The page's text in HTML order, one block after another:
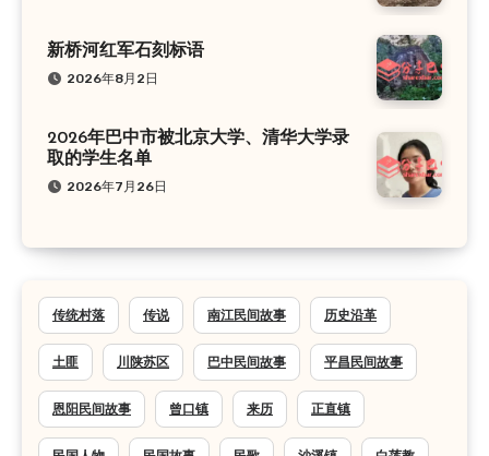
新桥河红军石刻标语
2026年8月2日
2026年巴中市被北京大学、清华大学录
取的学生名单
2026年7月26日
传统村落 传说 南江民间故事 历史沿革
土匪 川陕苏区 巴中民间故事 平昌民间故事
恩阳民间故事 曾口镇 来历 正直镇